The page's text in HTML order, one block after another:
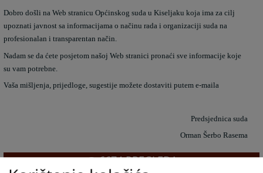
Dobro došli na Web stranicu Općinskog suda u Kiseljaku koja ima za cilj
upoznati javnost sa informacijama o načinu rada i organizaciji suda na
profesionalan i transparentan način.
Nadam se da ćete posjetom našoj Web stranici pronaći sve informacije koje
su vam potrebne.
Vaša mišljenja, prijedloge, sugestije možete dostaviti putem e-maila
Predsjednica suda
Orman Šerbo Rasema
6674PREGLEDA